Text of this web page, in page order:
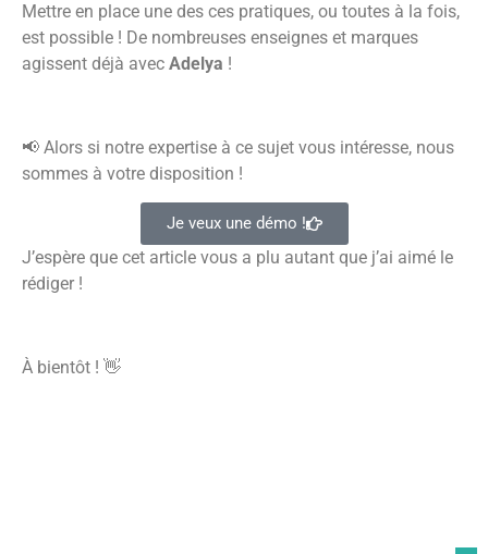
Mettre en place une des ces pratiques, ou toutes à la fois,
est possible ! De nombreuses enseignes et marques
agissent déjà avec Adelya !
📢 Alors si notre expertise à ce sujet vous intéresse, nous
sommes à votre disposition !
Je veux une démo !
J’espère que cet article vous a plu autant que j’ai aimé le
rédiger !
À bientôt ! 👋